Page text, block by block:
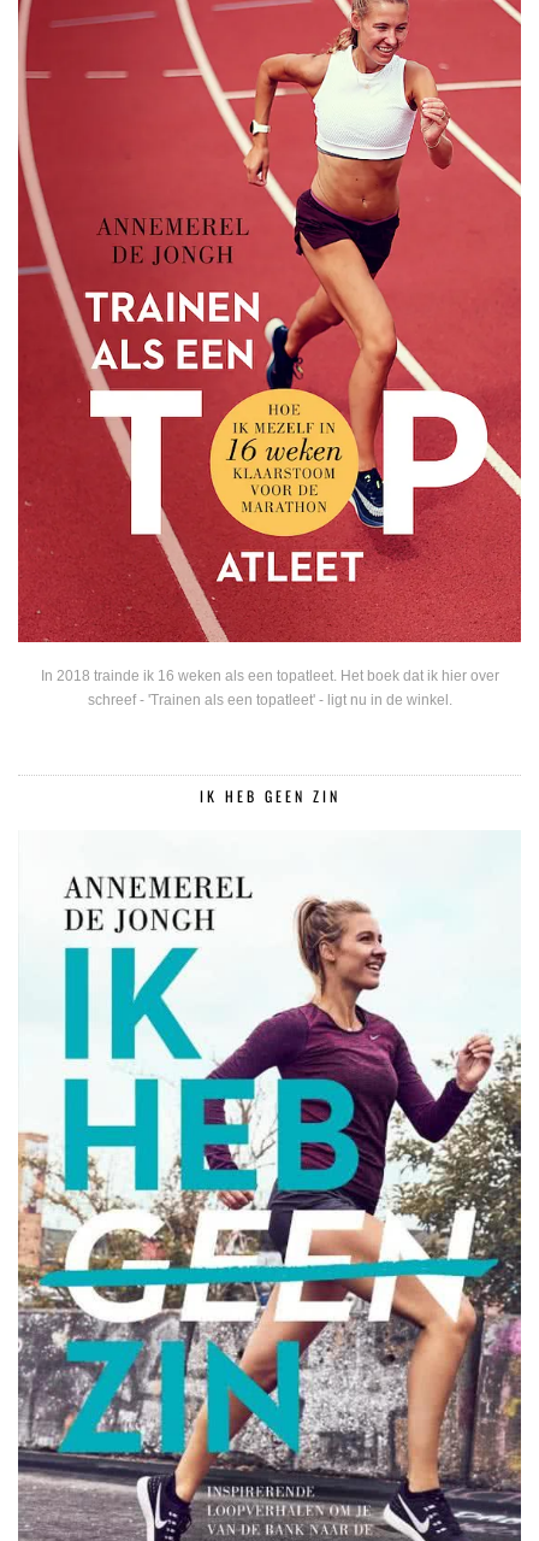
In 2018 trainde ik 16 weken als een topatleet. Het boek dat ik hier over
schreef - 'Trainen als een topatleet' - ligt nu in de winkel.
IK HEB GEEN ZIN